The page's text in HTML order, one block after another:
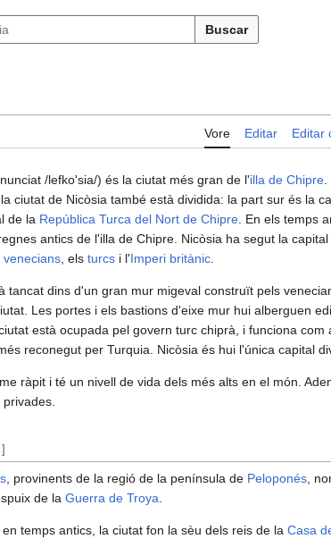
Buscar
Vore Editar Editar
/lefko'sia/) és la ciutat més gran de l'illa de Chipre
ciutat de Nicòsia també està dividida: la part sur és la
de la República Turca del Nort de Chipre . En els temps
antics de l'illa de Chipre. Nicòsia ha segut la
venecians , els turcs i l'Imperi britànic
tancat dins d'un gran mur migeval construït pels
Les portes i els bastions d'eixe mur hui alberguen
està ocupada pel govern turc chiprà, i funciona com
reconegut per Turquia. Nicòsia és hui l'única capital
ràpit i té un nivell de vida dels més alts en el món.
]
, provinents de la regió de la península de Peloponés ,
de la Guerra de Troya
en temps antics, la ciutat fon la sèu dels reis de la Casa